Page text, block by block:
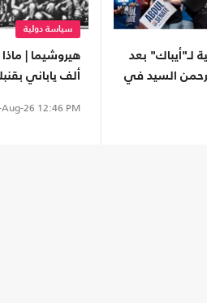
لـ"أيباك" بعد
السيد في
سياسة دولية
ألف ياباني
26 12:46 PM